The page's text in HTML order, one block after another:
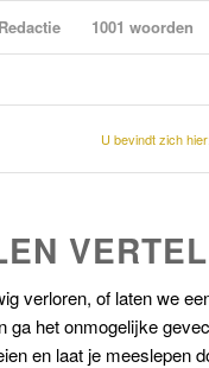
Redactie 1001 woorden
U bevindt zich hier:
verloren, of laten we
ga het onmogelijke
en laat je meeslepen